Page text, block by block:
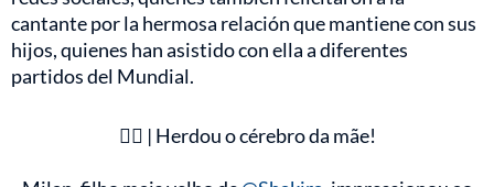
cantante por la hermosa relación que mantiene con sus
hijos, quienes han asistido con ella a diferentes
partidos del Mundial.
❤️‍🔥 | Herdou o cérebro da mãe!